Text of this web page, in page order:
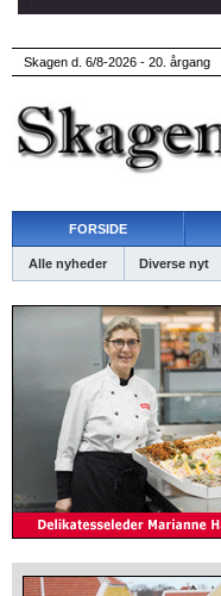
Skagen d. 6/8-2026 - 20. årgang
FORSIDE
Alle nyheder Diverse nyt